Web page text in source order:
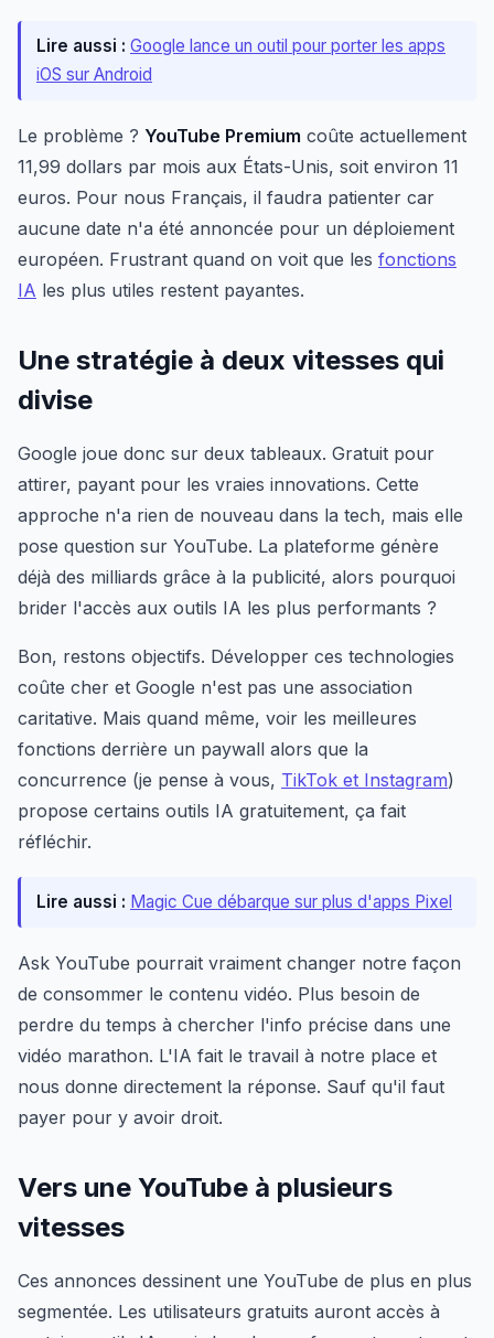
Lire aussi : Google lance un outil pour porter les apps
iOS sur Android
Le problème ? YouTube Premium coûte actuellement
11,99 dollars par mois aux États-Unis, soit environ 11
euros. Pour nous Français, il faudra patienter car
aucune date n'a été annoncée pour un déploiement
européen. Frustrant quand on voit que les fonctions
IA les plus utiles restent payantes.
Une stratégie à deux vitesses qui
divise
Google joue donc sur deux tableaux. Gratuit pour
attirer, payant pour les vraies innovations. Cette
approche n'a rien de nouveau dans la tech, mais elle
pose question sur YouTube. La plateforme génère
déjà des milliards grâce à la publicité, alors pourquoi
brider l'accès aux outils IA les plus performants ?
Bon, restons objectifs. Développer ces technologies
coûte cher et Google n'est pas une association
caritative. Mais quand même, voir les meilleures
fonctions derrière un paywall alors que la
concurrence (je pense à vous, TikTok et Instagram)
propose certains outils IA gratuitement, ça fait
réfléchir.
Lire aussi : Magic Cue débarque sur plus d'apps Pixel
Ask YouTube pourrait vraiment changer notre façon
de consommer le contenu vidéo. Plus besoin de
perdre du temps à chercher l'info précise dans une
vidéo marathon. L'IA fait le travail à notre place et
nous donne directement la réponse. Sauf qu'il faut
payer pour y avoir droit.
Vers une YouTube à plusieurs
vitesses
Ces annonces dessinent une YouTube de plus en plus
segmentée. Les utilisateurs gratuits auront accès à